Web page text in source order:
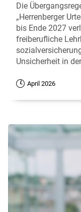
Die
„Herrenberger
bis Ende 2027
freiberufliche
Unsicherheit in
April 2026